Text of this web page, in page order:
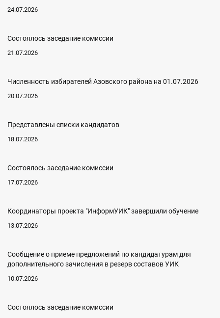
24.07.2026
Состоялось заседание комиссии
21.07.2026
Численность избирателей Азовского района на 01.07.2026
20.07.2026
Представлены списки кандидатов
18.07.2026
Состоялось заседание комиссии
17.07.2026
Координаторы проекта "ИнформУИК" завершили обучение
13.07.2026
Сообщение о приеме предложений по кандидатурам для
дополнительного зачисления в резерв составов УИК
10.07.2026
Состоялось заседание комиссии